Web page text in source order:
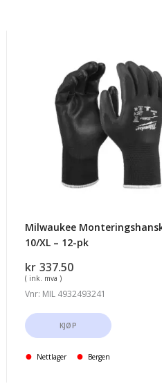
Monteringshansker
Milwaukee
10/XL – 12-pk
kr 337.50
( ink. mva )
Vnr: MIL 4932493241
KJØP
Nettlager Bergen